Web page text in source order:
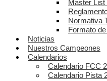
Master List
Normativa
Formato
Noticias
Nuestros Campeones
Calendarios
Calendario FCC
Calendario Pista